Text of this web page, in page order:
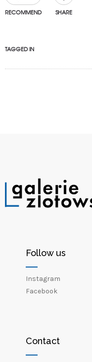
RECOMMEND SHARE
TAGGED IN
Follow us
Instagram
Facebook
Contact